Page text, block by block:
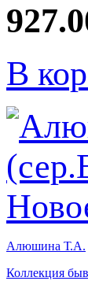
В
Алюшина Т.А.
Коллекция